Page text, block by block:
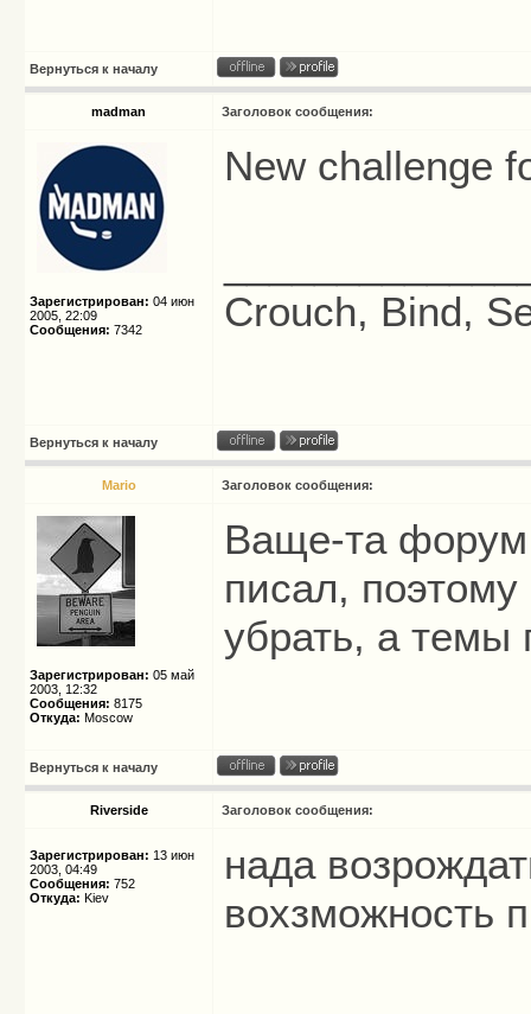
Вернуться к началу
madman Заголовок сообщения:
Зарегистрирован: 04 июн
2005, 22:09
Сообщения: 7342
New challenge
Crouch, Bind,
Вернуться к началу
Mario Заголовок сообщения:
Зарегистрирован: 05 май
2003, 12:32
Сообщения: 8175
Откуда: Moscow
Ваще-та форум
писал,
убрать, а темы
Вернуться к началу
Riverside Заголовок сообщения:
Зарегистрирован: 13 июн
2003, 04:49
Сообщения: 752
Откуда: Kiev
нада
вохзможность